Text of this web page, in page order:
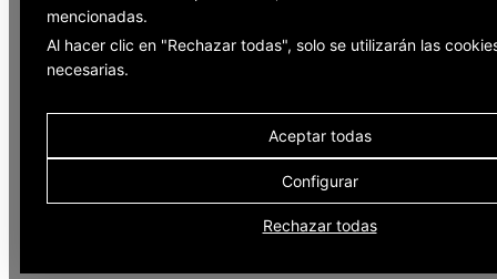
mencionadas.
Al hacer clic en "Rechazar todas", solo se utilizarán las
necesarias.
Aceptar todas
Configurar
Rechazar todas